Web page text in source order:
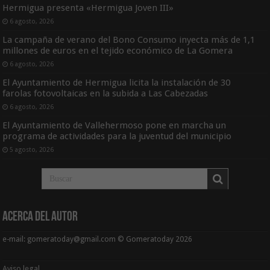
Hermigua presenta «Hermigua Joven III»
6 agosto, 2026
La campaña de verano del Bono Consumo inyecta más de 1,1
millones de euros en el tejido económico de La Gomera
6 agosto, 2026
El Ayuntamiento de Hermigua licita la instalación de 30
farolas fotovoltaicas en la subida a Las Cabezadas
6 agosto, 2026
El Ayuntamiento de Vallehermoso pone en marcha un
programa de actividades para la juventud del municipio
5 agosto, 2026
Acerca del Autor
e-mail: gomeratoday@gmail.com © Gomeratoday 2026